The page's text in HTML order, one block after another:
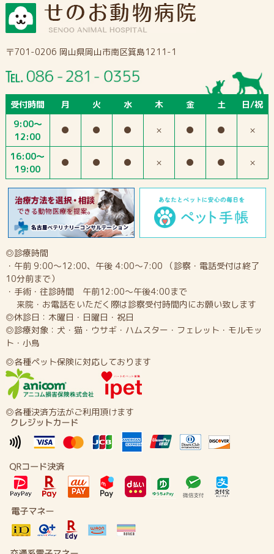
〒701-0206 岡山県岡山市南区箕島1211-1
受付時間 月 火 水 木 金 土
日/祝
9:00～
12:00
● ● ● × ● ● ×
16:00～
19:00
● ● ● × ● ● ×
◎診療時間
・午前 9:00～12:00、午後 4:00～7:00 （診察・電話受付は終了
10分前まで）
・手術・往診時間 午前12:00～午後4:00まで
来院・お電話をいただく際は診察受付時間内にお願い致します
◎休診日：木曜日・日曜日・祝日
◎診療対象：犬・猫・ウサギ・ハムスター・フェレット・モルモッ
ト・小鳥
◎各種ペット保険に対応しております
◎各種決済方法がご利用頂けます